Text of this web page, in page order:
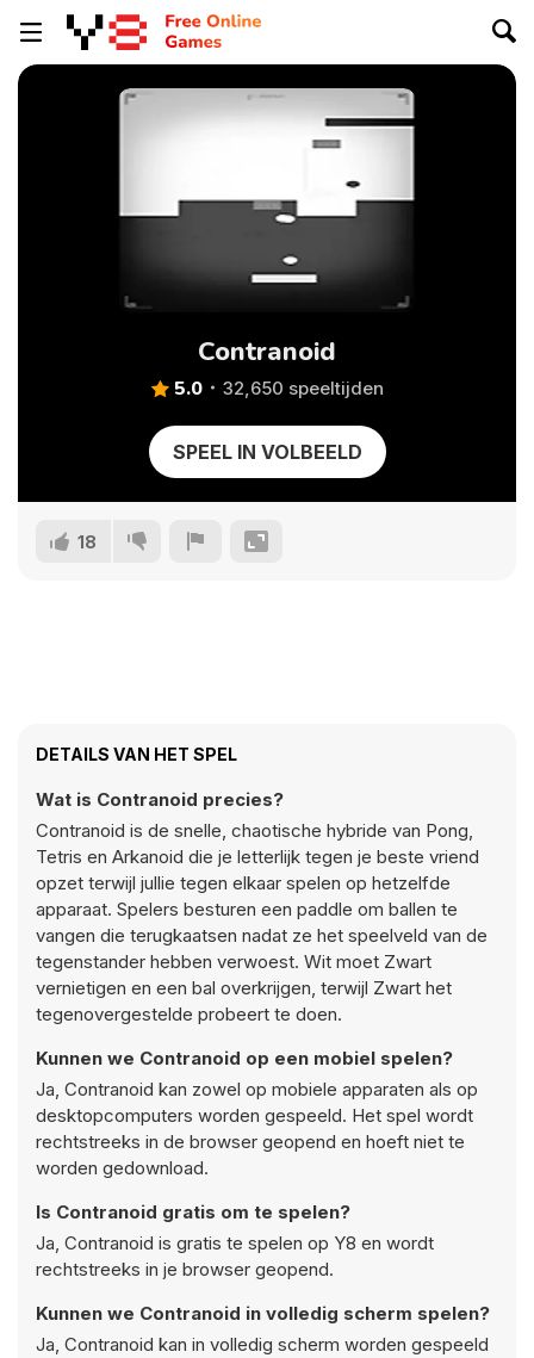
Contranoid
5.0 32,650 speeltijden
SPEEL IN VOLBEELD
18
DETAILS VAN HET SPEL
Wat is Contranoid precies?
Contranoid is de snelle, chaotische hybride van Pong,
Tetris en Arkanoid die je letterlijk tegen je beste vriend
opzet terwijl jullie tegen elkaar spelen op hetzelfde
apparaat. Spelers besturen een paddle om ballen te
vangen die terugkaatsen nadat ze het speelveld van de
tegenstander hebben verwoest. Wit moet Zwart
vernietigen en een bal overkrijgen, terwijl Zwart het
tegenovergestelde probeert te doen.
Kunnen we Contranoid op een mobiel spelen?
Ja, Contranoid kan zowel op mobiele apparaten als op
desktopcomputers worden gespeeld. Het spel wordt
rechtstreeks in de browser geopend en hoeft niet te
worden gedownload.
Is Contranoid gratis om te spelen?
Ja, Contranoid is gratis te spelen op Y8 en wordt
rechtstreeks in je browser geopend.
Kunnen we Contranoid in volledig scherm spelen?
Ja, Contranoid kan in volledig scherm worden gespeeld